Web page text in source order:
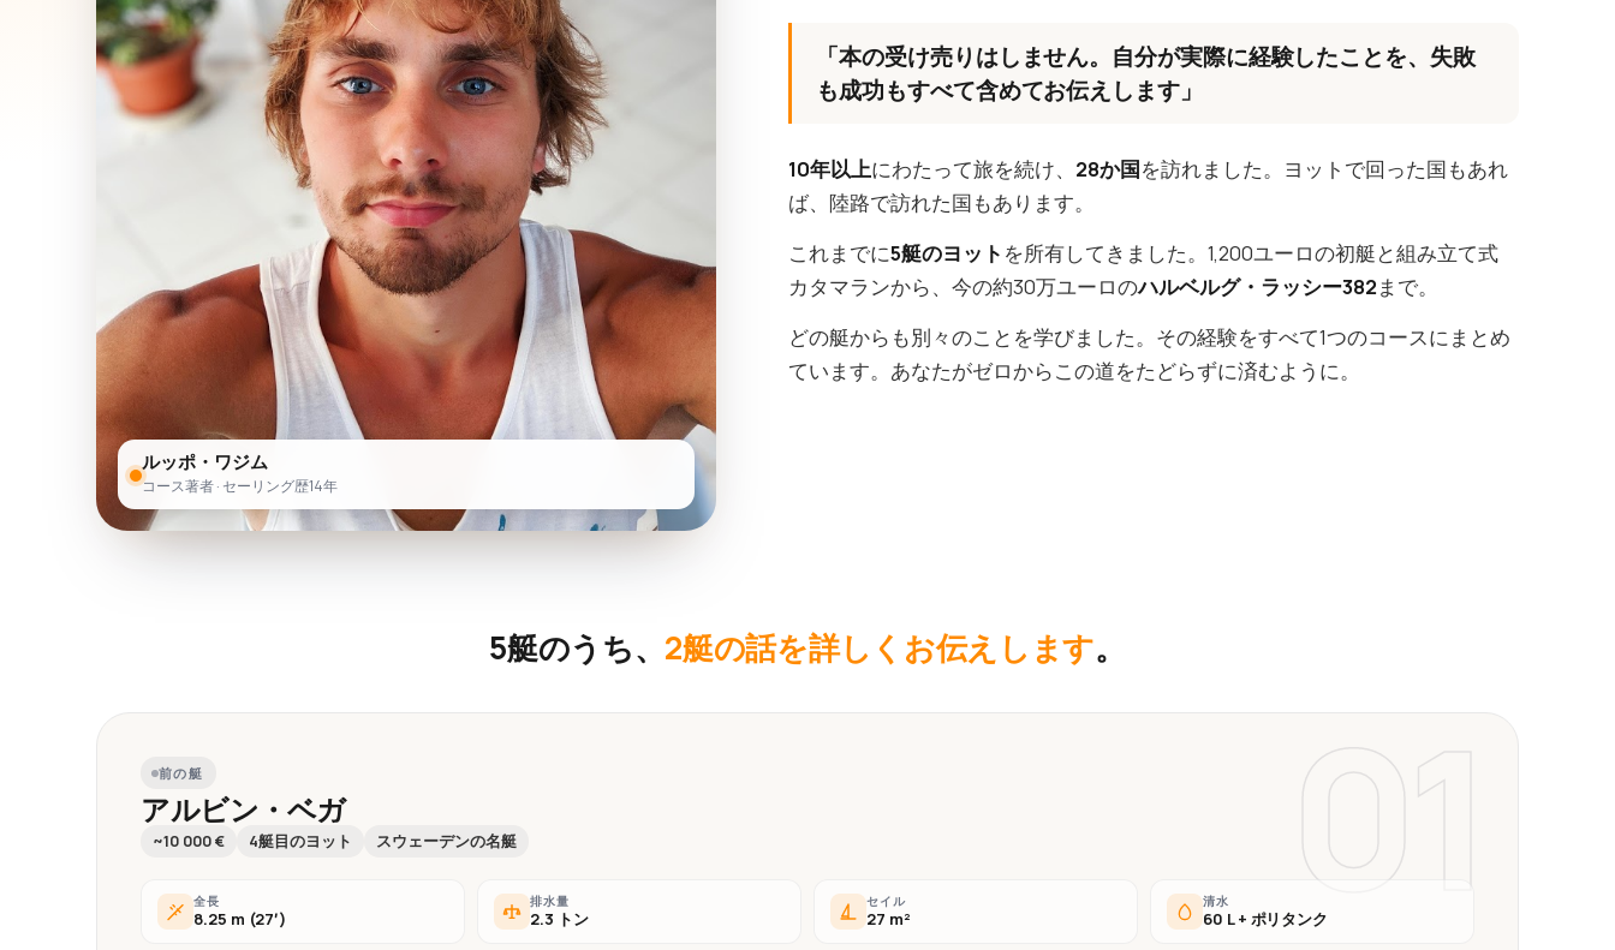
ルッポ・ワジム
コース著者 · セーリング歴14年
「本の受け売りはしません。自分が実際に経験したことを、失敗
も成功もすべて含めてお伝えします」
10年以上にわたって旅を続け、 28か国を訪れました。ヨットで回った国もあれ
ば、陸路で訪れた国もあります。
これまでに5艇のヨット を所有してきました。1,200ユーロの初艇と組み立て式
カタマランから、今の約30万ユーロのハルベルグ・ラッシー382まで。
どの艇からも別々のことを学びました。その経験をすべて1つのコースにまとめ
ています。あなたがゼロからこの道をたどらずに済むように。
5艇のうち、 2艇の話を詳しくお伝えします。
01
前の艇
アルビン・ベガ
~10 000 € 4艇目のヨット スウェーデンの名艇
全長
8.25 m (27′)
排水量
2.3 トン
セイル
27 m²
清水
60 L + ポリタンク